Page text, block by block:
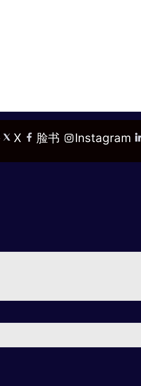
X 脸书 Instagram